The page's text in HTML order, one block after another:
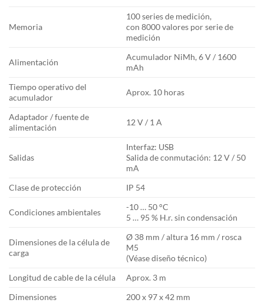
Memoria
100 series de medición,
con 8000 valores por serie de
medición
Alimentación
Acumulador NiMh, 6 V / 1600
mAh
Tiempo operativo del
acumulador
Aprox. 10 horas
Adaptador / fuente de
alimentación
12 V / 1 A
Salidas
Interfaz: USB
Salida de conmutación: 12 V / 50
mA
Clase de protección
IP 54
Condiciones ambientales
-10 … 50 °C
5 … 95 % H.r. sin condensación
Dimensiones de la célula de
carga
Ø 38 mm / altura 16 mm / rosca
M5
(Véase diseño técnico)
Longitud de cable de la célula
Aprox. 3 m
Dimensiones
200 x 97 x 42 mm